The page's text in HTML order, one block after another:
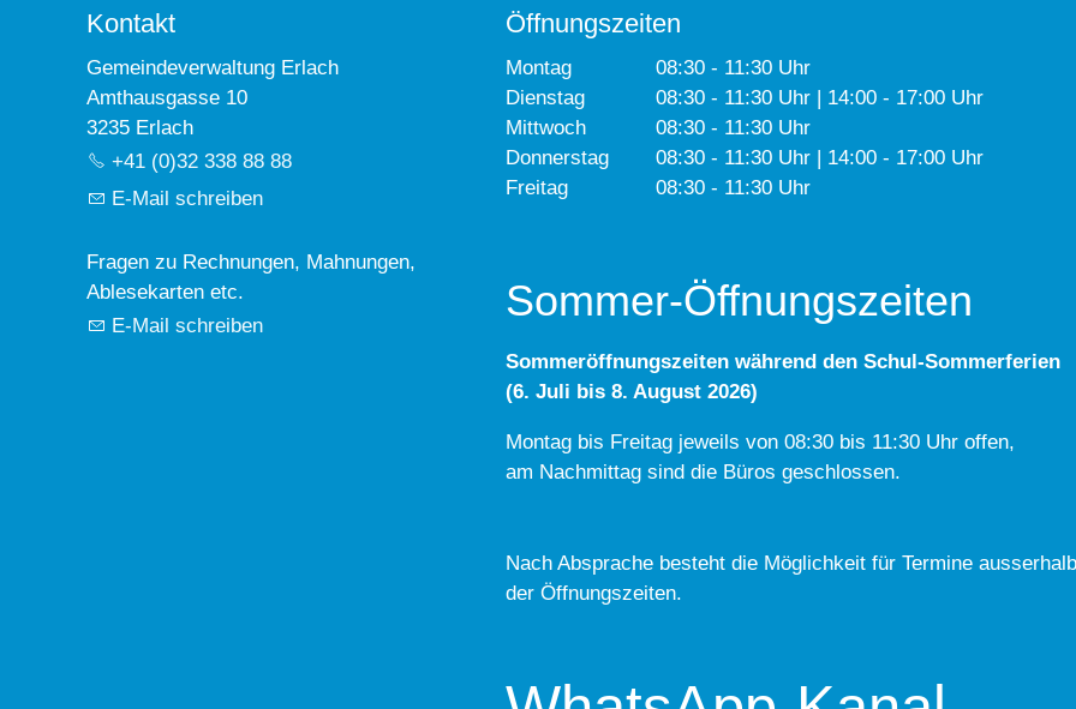
Kontakt
Gemeindeverwaltung Erlach
Amthausgasse 10
3235 Erlach
+41 (0)32 338 88 88
E-Mail schreiben
Fragen zu Rechnungen, Mahnungen,
Ablesekarten etc.
E-Mail schreiben
Öffnungszeiten
Montag
Dienstag
Mittwoch
Donnerstag
Freitag
08:30 - 11:30 Uhr
08:30 - 11:30 Uhr | 14:00 - 17:00 Uhr
08:30 - 11:30 Uhr
08:30 - 11:30 Uhr | 14:00 - 17:00 Uhr
08:30 - 11:30 Uhr
Sommer-Öffnungszeiten
Sommeröffnungszeiten während den Schul-Sommerferien
(6. Juli bis 8. August 2026)
Montag bis Freitag jeweils von 08:30 bis 11:30 Uhr offen,
am Nachmittag sind die Büros geschlossen.
Nach Absprache besteht die Möglichkeit für Termine
der Öffnungszeiten.